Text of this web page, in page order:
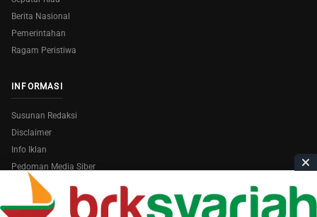
Berita Nasional
Pemerintahan
Ragam Peristiwa
INFORMASI
Susunan Redaksi
Disclaimer
Info Iklan
Pedoman Media Siber